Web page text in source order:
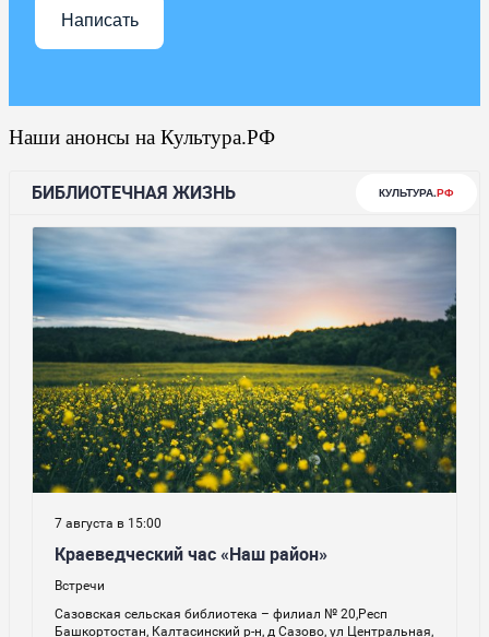
Написать
Наши анонсы на Культура.РФ